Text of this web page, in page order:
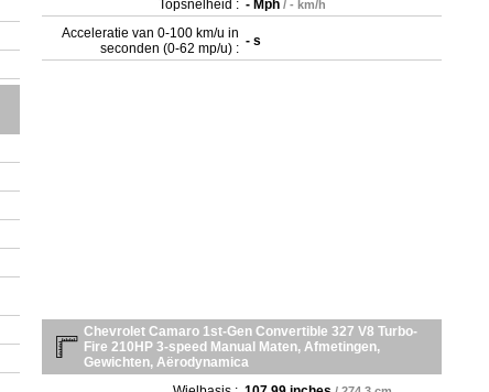
Topsnelheid : - Mph / - km/h
Acceleratie van 0-100 km/u in
seconden (0-62 mp/u) : - s
Chevrolet Camaro 1st-Gen Convertible 327 V8 Turbo-
Fire 210HP 3-speed Manual Maten, Afmetingen,
Gewichten, Aërodynamica